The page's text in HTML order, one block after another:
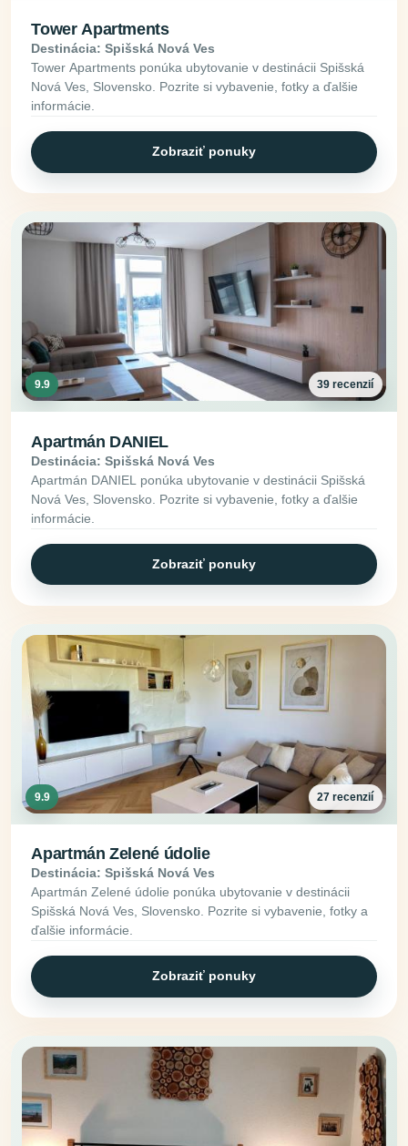
Tower Apartments
Destinácia: Spišská Nová Ves
Tower Apartments ponúka ubytovanie v destinácii Spišská
Nová Ves, Slovensko. Pozrite si vybavenie, fotky a ďalšie
informácie.
Zobraziť ponuky
9.9 39 recenzií
Apartmán DANIEL
Destinácia: Spišská Nová Ves
Apartmán DANIEL ponúka ubytovanie v destinácii Spišská
Nová Ves, Slovensko. Pozrite si vybavenie, fotky a ďalšie
informácie.
Zobraziť ponuky
9.9 27 recenzií
Apartmán Zelené údolie
Destinácia: Spišská Nová Ves
Apartmán Zelené údolie ponúka ubytovanie v destinácii
Spišská Nová Ves, Slovensko. Pozrite si vybavenie, fotky a
ďalšie informácie.
Zobraziť ponuky